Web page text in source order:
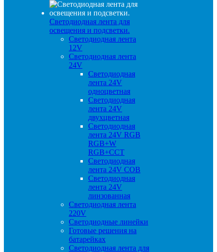
Светодиодная лента для
освещения и подсветки.
Светодиодная лента
12V
Светодиодная лента
24V
Светодиодная
лента 24V
одноцветная
Светодиодная
лента 24V
двухцветная
Светодиодная
лента 24V RGB
RGB+W
RGB+CCT
Светодиодная
лента 24V COB
Светодиодная
лента 24V
линзованная
Светодиодная лента
220V
Светодиодные линейки
Готовые решения на
батарейках
Светодиодная лента для